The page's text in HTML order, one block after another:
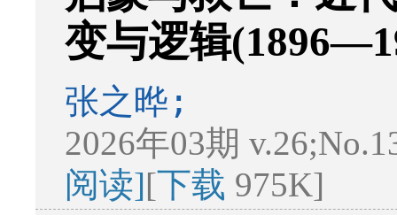
变与逻辑
张之晔;
2026年03期
阅读][下载 975K]